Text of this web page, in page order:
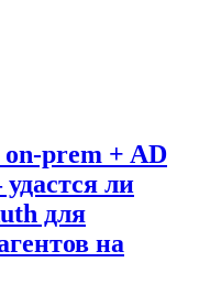
on-prem + AD
ли
для
на